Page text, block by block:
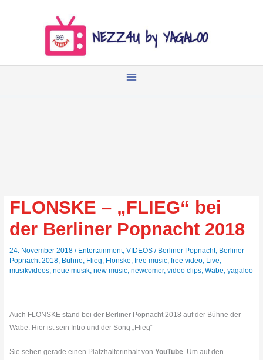
FLONSKE – „FLIEG“ bei
der Berliner Popnacht 2018
24. November 2018/ Entertainment,VIDEOS / Berliner Popnacht, Berliner
Popnacht 2018 Bühne Flieg Flonske ,free music ,free video Live
musikvideos ,neue musik ,new music ,newcomer,video clips ,Wabe ,yagaloo
Auch FLONSKE stand bei der Berliner Popnacht 2018 auf der Bühne der
Wabe. Hier ist sein Intro und der Song „Flieg“
Sie sehen gerade einen Platzhalterinhalt vonYouTube. Um auf den